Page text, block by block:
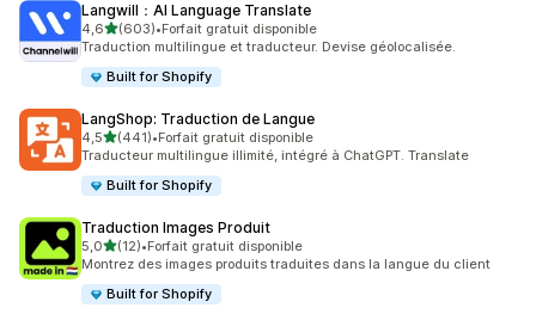
Langwill：AI Language Translate
4,6étoile(s) sur 5
(603)
603 avis au total
•Forfait gratuit disponible
Traduction multilingue et traducteur. Devise géolocalisée.
Built for Shopify
LangShop: Traduction de Langue
4,5étoile(s) sur 5
(441)
441 avis au total
•Forfait gratuit disponible
Traducteur multilingue illimité, intégré à ChatGPT. Translate
Built for Shopify
Traduction Images Produit
5,0étoile(s) sur 5
(12)
12 avis au total
•Forfait gratuit disponible
Montrez des images produits traduites dans la langue du client
Built for Shopify